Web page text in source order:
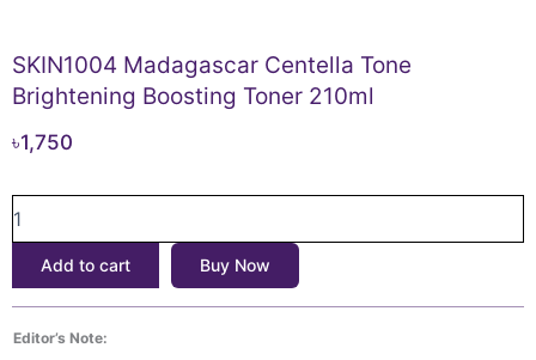
SKIN1004 Madagascar Centella Tone
Brightening Boosting Toner 210ml
৳1,750
Madagascar
Tone
Toner
Add to cart Buy Now
Editor’s Note: